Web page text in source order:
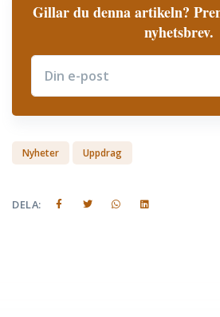
Gillar du denna artikeln?
nyhetsbrev.
Subscribe
Nyheter Uppdrag
DELA: